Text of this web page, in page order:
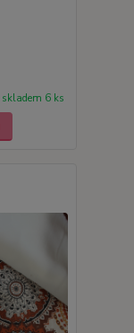
skladem 6 ks